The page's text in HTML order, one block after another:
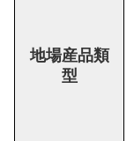
地場産品類
型